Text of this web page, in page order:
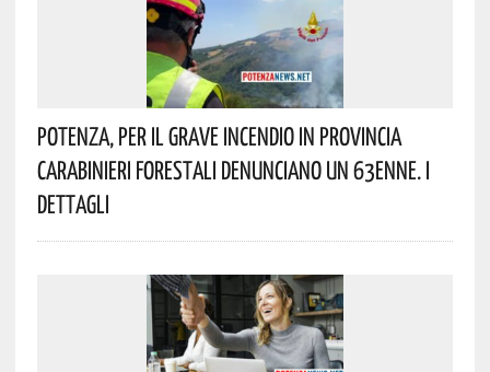
Potenza, Per Il Grave Incendio In Provincia
Carabinieri Forestali Denunciano Un 63enne. I
Dettagli